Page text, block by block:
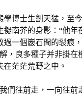
學博士生劉天猛，至
擬南芥的身影：“他年
過一個巖石間的裂痕
，良多種子并非掛在
在茫茫荒野之中。
們往前走，一向往前